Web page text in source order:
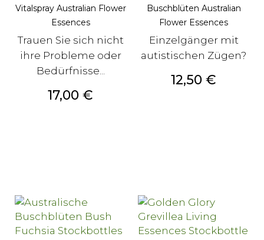
Vitalspray Australian Flower
Essences
Trauen Sie sich nicht
ihre Probleme oder
Bedürfnisse...
Preis
17,00 €
Buschblüten Australian
Flower Essences
Einzelgänger mit
autistischen Zügen?
Preis
12,50 €